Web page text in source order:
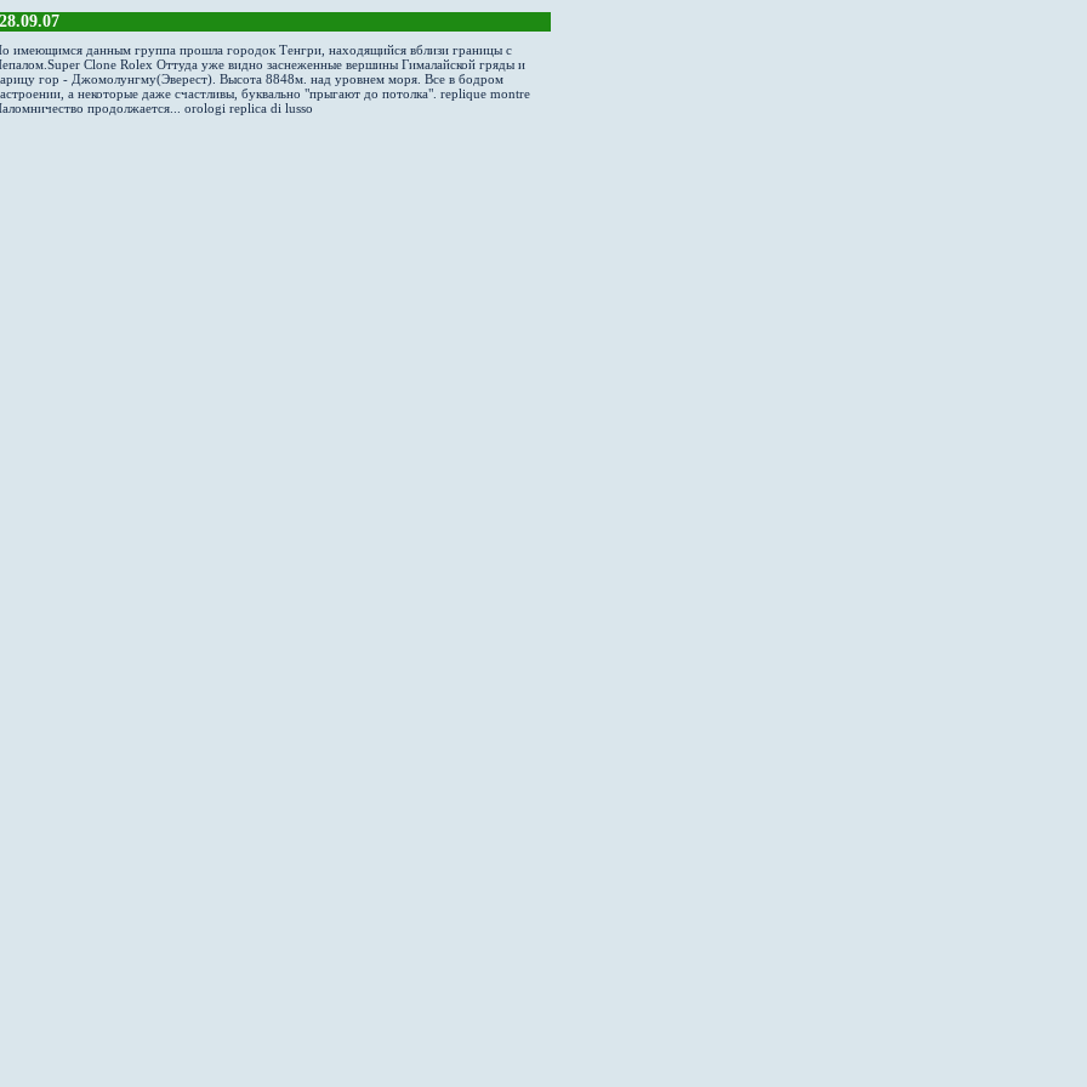
28.09.07
имеющимся данным группа прошла городок Тенгри, находящийся вблизи границы с
Super Clone Rolex Оттуда уже видно заснеженные вершины Гималайской гряды и
гор - Джомолунгму(Эверест). Высота 8848м. над уровнем моря. Все в бодром
а некоторые даже счастливы, буквально "прыгают до потолка". replique montre
продолжается... orologi replica di lusso